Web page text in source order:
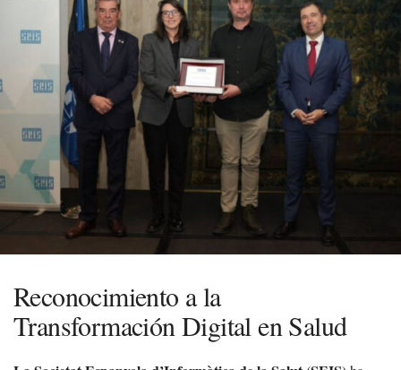
Reconocimiento a la
Transformación Digital en Salud